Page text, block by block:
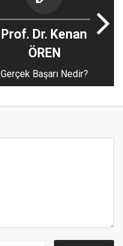
Prof. Dr. Kenan
ÖREN
Gerçek Başarı Nedir?